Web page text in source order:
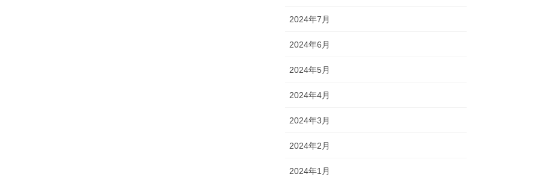
2024年7月
2024年6月
2024年5月
2024年4月
2024年3月
2024年2月
2024年1月